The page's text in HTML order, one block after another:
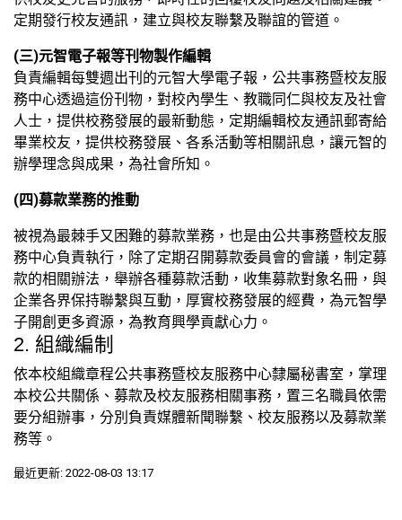
定期發行校友通訊，建立與校友聯繫及聯誼的管道。
(三)元智電子報等刊物製作編輯
負責編輯每雙週出刊的元智大學電子報，公共事務暨校友服
務中心透過這份刊物，對校內學生、教職同仁與校友及社會
人士，提供校務發展的最新動態，定期編輯校友通訊郵寄給
畢業校友，提供校務發展、各系活動等相關訊息，讓元智的
辦學理念與成果，為社會所知。
(四)募款業務的推動
被視為最棘手又困難的募款業務，也是由公共事務暨校友服
務中心負責執行，除了定期召開募款委員會的會議，制定募
款的相關辦法，舉辦各種募款活動，收集募款對象名冊，與
企業各界保持聯繫與互動，厚實校務發展的經費，為元智學
子開創更多資源，為教育興學貢獻心力。
2. 組織編制
依本校組織章程公共事務暨校友服務中心隸屬秘書室，掌理
本校公共關係、募款及校友服務相關事務，置三名職員依需
要分組辦事，分別負責媒體新聞聯繫、校友服務以及募款業
務等。
最近更新: 2022-08-03 13:17